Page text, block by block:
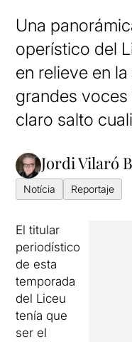
Una
operístico del
en relieve en
grandes
claro salto
Jordi Vilaró
Notícia Reportaje
El titular
periodístico
de esta
temporada
del Liceu
tenía que
ser el